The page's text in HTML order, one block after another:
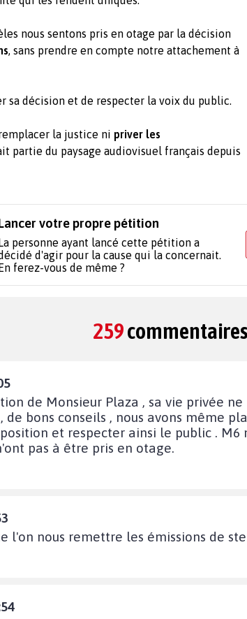
nous sentons pris en otage par la décision
, sans prendre en compte notre attachement à
sa décision et de respecter la voix du public.
la justice ni priver les
partie du paysage audiovisuel français depuis
votre propre pétition
personne ayant lancé cette pétition a
d'agir pour la cause qui la concernait.
ferez-vous de même ?
259commentaires
de Monsieur Plaza , sa vie privée
bons conseils , nous avons même
et respecter ainsi le public .
pas à être pris en otage.
l'on nous remettre les émissions de